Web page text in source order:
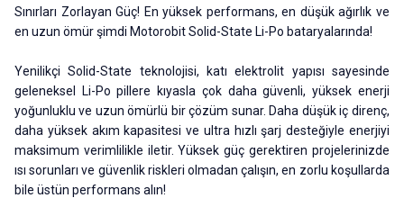
Sınırları Zorlayan Güç! En yüksek performans, en düşük ağırlık ve
en uzun ömür şimdi Motorobit Solid-State Li-Po bataryalarında!
Yenilikçi Solid-State teknolojisi, katı elektrolit yapısı sayesinde
geleneksel Li-Po pillere kıyasla çok daha güvenli, yüksek enerji
yoğunluklu ve uzun ömürlü bir çözüm sunar. Daha düşük iç direnç,
daha yüksek akım kapasitesi ve ultra hızlı şarj desteğiyle enerjiyi
maksimum verimlilikle iletir. Yüksek güç gerektiren projelerinizde
ısı sorunları ve güvenlik riskleri olmadan çalışın, en zorlu koşullarda
bile üstün performans alın!